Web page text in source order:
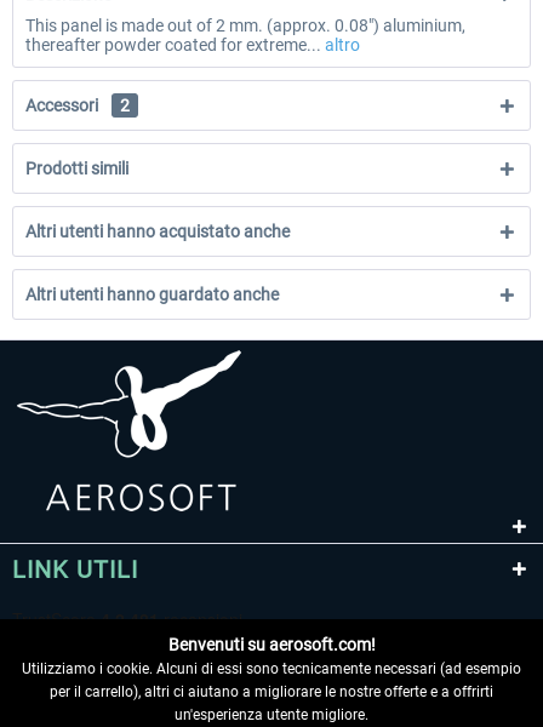
This panel is made out of 2 mm. (approx. 0.08″) aluminium,
thereafter powder coated for extreme... altro
Accessori 2
Prodotti simili
Altri utenti hanno acquistato anche
Altri utenti hanno guardato anche
LINK UTILI
Benvenuti su aerosoft.com!
Utilizziamo i cookie. Alcuni di essi sono tecnicamente necessari (ad esempio
per il carrello), altri ci aiutano a migliorare le nostre offerte e a offrirti
un'esperienza utente migliore.